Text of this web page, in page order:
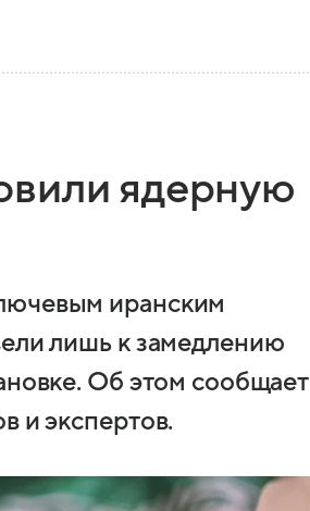
ядерную
иранским
лишь к замедлению
Об этом сообщает
и экспертов.